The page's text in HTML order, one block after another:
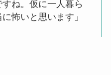
ね。仮に一人暮ら
怖いと思います」